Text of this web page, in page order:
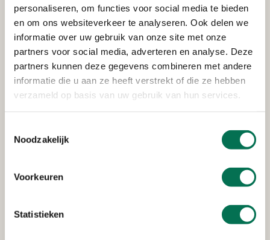
personaliseren, om functies voor social media te bieden
en om ons websiteverkeer te analyseren. Ook delen we
informatie over uw gebruik van onze site met onze
partners voor social media, adverteren en analyse. Deze
partners kunnen deze gegevens combineren met andere
informatie die u aan ze heeft verstrekt of die ze hebben
verzameld op basis van uw gebruik van hun services.
Noodzakelijk
Voorkeuren
Statistieken
niet. Als u elektrische apparaten bij het restafval gooit,
worden ze verbrand.
Zoveel kilo wordt per jaar
ingeleverd
Veel mensen leveren de oude elektronica in. Het CBS
inwoner (2017). Wel is dit iets minder dan 2012.
Hieronder een overzicht per gemeente: